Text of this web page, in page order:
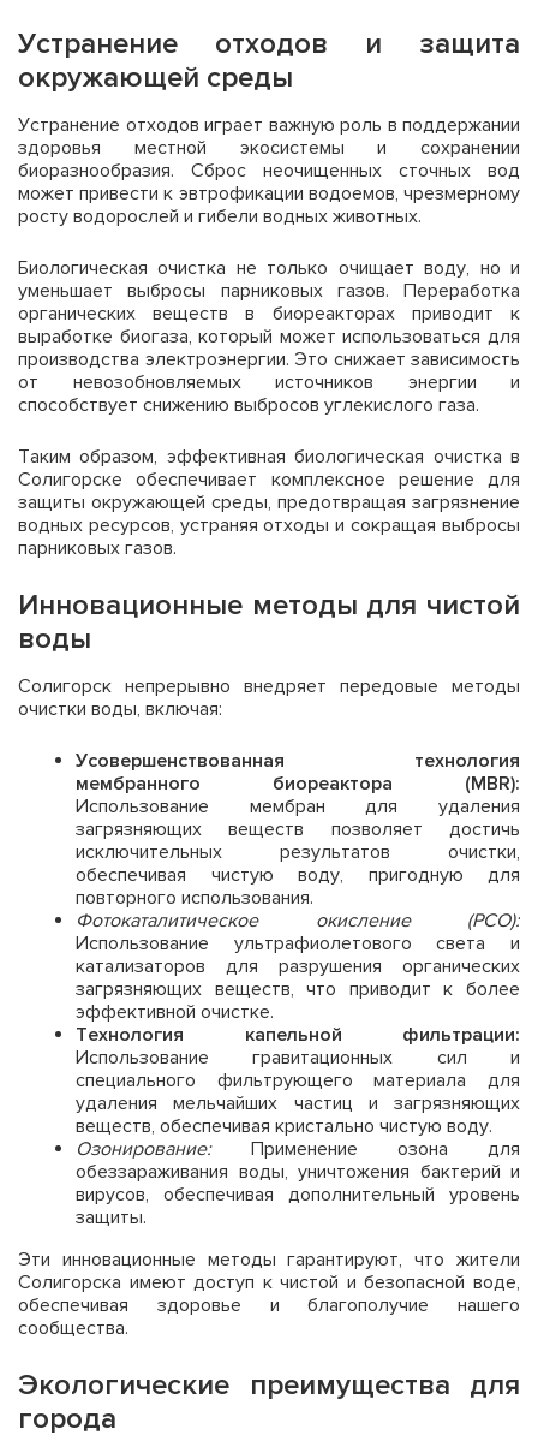
Устранение отходов и защита
окружающей среды
Устранение отходов играет важную роль в поддержании
здоровья местной экосистемы и сохранении
биоразнообразия. Сброс неочищенных сточных вод
может привести к эвтрофикации водоемов, чрезмерному
росту водорослей и гибели водных животных.
Биологическая очистка не только очищает воду, но и
уменьшает выбросы парниковых газов. Переработка
органических веществ в биореакторах приводит к
выработке биогаза, который может использоваться для
производства электроэнергии. Это снижает зависимость
от невозобновляемых источников энергии и
способствует снижению выбросов углекислого газа.
Таким образом, эффективная биологическая очистка в
Солигорске обеспечивает комплексное решение для
защиты окружающей среды, предотвращая загрязнение
водных ресурсов, устраняя отходы и сокращая выбросы
парниковых газов.
Инновационные методы для чистой
воды
Солигорск непрерывно внедряет передовые методы
очистки воды, включая:
Усовершенствованная технология
мембранного биореактора (MBR):
Использование мембран для удаления
загрязняющих веществ позволяет достичь
исключительных результатов очистки,
обеспечивая чистую воду, пригодную для
повторного использования.
Фотокаталитическое окисление (PCO):
Использование ультрафиолетового света и
катализаторов для разрушения органических
загрязняющих веществ, что приводит к более
эффективной очистке.
Технология капельной фильтрации:
Использование гравитационных сил и
специального фильтрующего материала для
удаления мельчайших частиц и загрязняющих
веществ, обеспечивая кристально чистую воду.
Озонирование:Применение озона для
обеззараживания воды, уничтожения бактерий и
вирусов, обеспечивая дополнительный уровень
защиты.
Эти инновационные методы гарантируют, что жители
Солигорска имеют доступ к чистой и безопасной воде,
обеспечивая здоровье и благополучие нашего
сообщества.
Экологические преимущества для
города